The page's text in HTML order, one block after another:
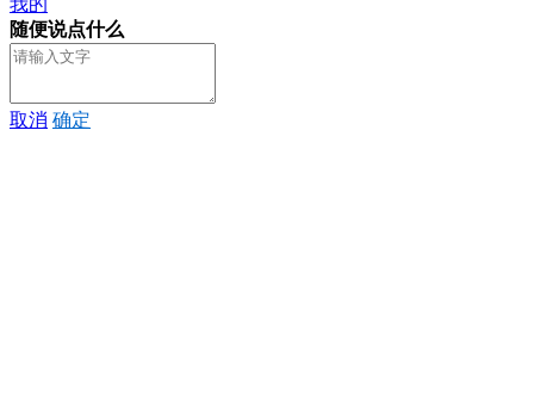
我的
随便说点什么
取消 确定